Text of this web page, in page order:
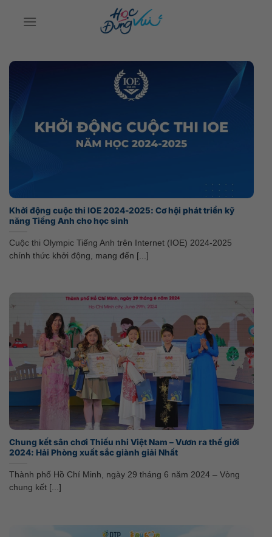
Khởi động cuộc thi IOE 2024-2025: Cơ hội phát triển kỹ
năng Tiếng Anh cho học sinh
Cuộc thi Olympic Tiếng Anh trên Internet (IOE) 2024-2025
chính thức khởi động, mang đến [...]
Chung kết sân chơi Thiếu nhi Việt Nam – Vươn ra thế giới
2024: Hải Phòng xuất sắc giành giải Nhất
Thành phố Hồ Chí Minh, ngày 29 tháng 6 năm 2024 – Vòng
chung kết [...]